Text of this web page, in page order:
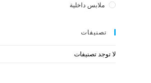
ملابس داخلية
تصنيفات
لا توجد تصنيفات